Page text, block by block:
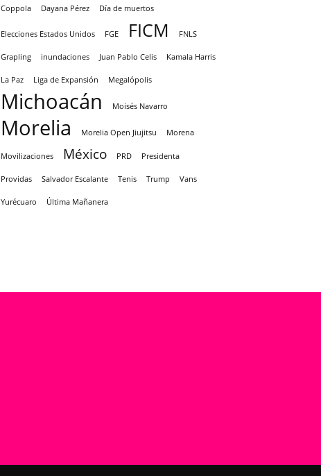
Coppola Dayana Pérez Día de muertos
Elecciones Estados Unidos FGE FICM FNLS
Grapling inundaciones Juan Pablo Celis Kamala Harris
La Paz Liga de Expansión Megalópolis
Michoacán Moisés Navarro
Morelia Morelia Open Jiujitsu Morena
Movilizaciones México PRD Presidenta
Providas Salvador Escalante Tenis Trump Vans
Yurécuaro Última Mañanera